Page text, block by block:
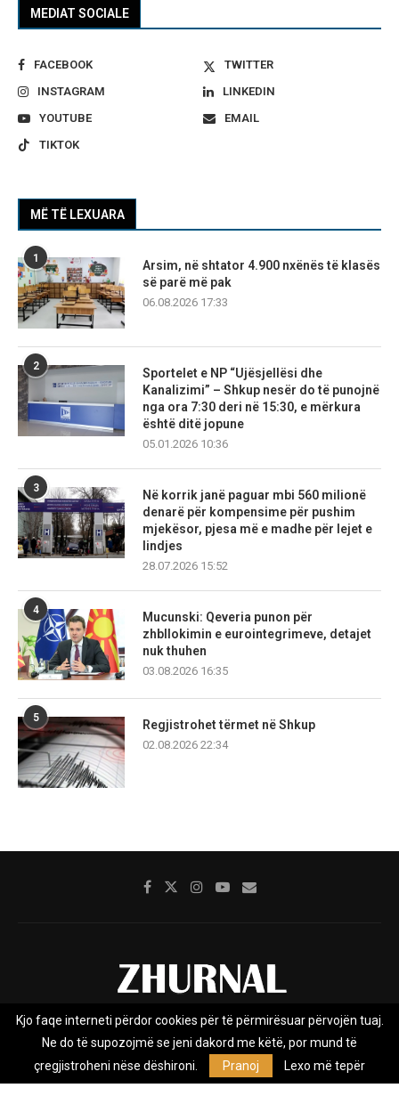
MEDIAT SOCIALE
FACEBOOK
TWITTER
INSTAGRAM
LINKEDIN
YOUTUBE
EMAIL
TIKTOK
MË TË LEXUARA
1
Arsim, në shtator 4.900 nxënës të klasës
së parë më pak
06.08.2026 17:33
2
Sportelet e NP “Ujësjellësi dhe
Kanalizimi” – Shkup nesër do të punojnë
nga ora 7:30 deri në 15:30, e mërkura
është ditë jopune
05.01.2026 10:36
3
Në korrik janë paguar mbi 560 milionë
denarë për kompensime për pushim
mjekësor, pjesa më e madhe për lejet e
lindjes
28.07.2026 15:52
4
Mucunski: Qeveria punon për
zhbllokimin e eurointegrimeve, detajet
nuk thuhen
03.08.2026 16:35
5
Regjistrohet tërmet në Shkup
02.08.2026 22:34
Rreth nesh Impresumi Marketing
Privacy Policy
Zhurnal.mk është Agjenci e Lajmeve e pavarur, e themeluar në vitin
Kjo faqe interneti përdor cookies për të përmirësuar përvojën tuaj.
Ne do të supozojmë se jeni dakord me këtë, por mund të
çregjistroheni nëse dëshironi.
Pranoj Lexo më tepër